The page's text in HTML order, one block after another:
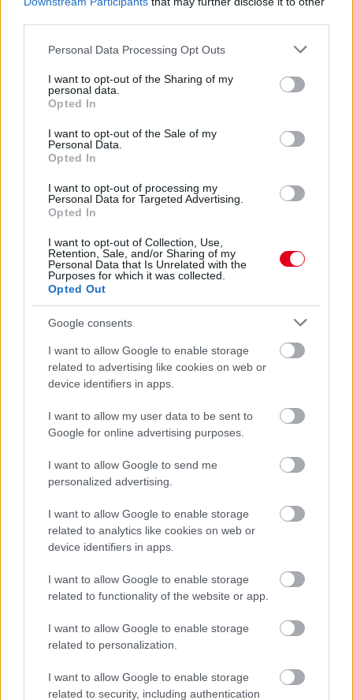
Please note that this website/app uses one or more Google
not limited to your visit or usage behaviour. You may click to
grant or deny consent to Google and its third-party tags to
use your data for below specified purposes in below Google
consent section.
Personal Data Processing Opt Outs
I want to opt-out of the Sharing of my
personal data.
Opted In
I want to opt-out of the Sale of my
Personal Data.
Opted In
I want to opt-out of processing my
Personal Data for Targeted Advertising.
Opted In
I want to opt-out of Collection, Use,
Retention, Sale, and/or Sharing of my
Personal Data that Is Unrelated with the
Purposes for which it was collected.
Opted Out
Google consents
I want to allow Google to enable storage
related to advertising like cookies on web or
device identifiers in apps.
I want to allow my user data to be sent to
Google for online advertising purposes.
I want to allow Google to send me
personalized advertising.
I want to allow Google to enable storage
related to analytics like cookies on web or
device identifiers in apps.
I want to allow Google to enable storage
related to functionality of the website or app.
I want to allow Google to enable storage
related to personalization.
I want to allow Google to enable storage
related to security, including authentication
részletek
frissebb anyagok korábbi anyagok
Hallgasd meg a Formula Podcast
legfrissebb adását!
Kövess minket a Facebookon
Parc Fermé
11 órája
Eljegyezte kedvesét George Russell